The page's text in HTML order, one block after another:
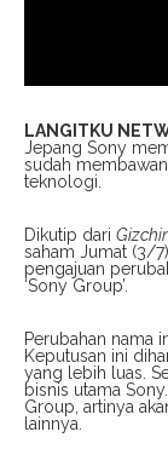
LANGITKU
Jepang Sony
sudah
teknologi.
Dikutip dari
saham Jumat (3/
pengajuan
‘Sony Group’.
Perubahan nama
Keputusan ini
yang lebih luas.
bisnis utama
Group, artinya
lainnya.